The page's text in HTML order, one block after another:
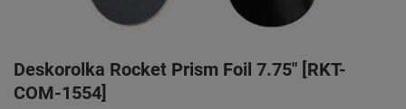
Deskorolka Rocket Prism Foil 7.75" [RKT-
COM-1554]